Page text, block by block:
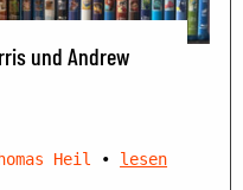
und Andrew
Heil • lesen